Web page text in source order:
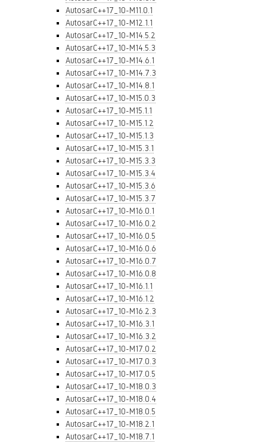
AutosarC++17_10-M11.0.1
AutosarC++17_10-M12.1.1
AutosarC++17_10-M14.5.2
AutosarC++17_10-M14.5.3
AutosarC++17_10-M14.6.1
AutosarC++17_10-M14.7.3
AutosarC++17_10-M14.8.1
AutosarC++17_10-M15.0.3
AutosarC++17_10-M15.1.1
AutosarC++17_10-M15.1.2
AutosarC++17_10-M15.1.3
AutosarC++17_10-M15.3.1
AutosarC++17_10-M15.3.3
AutosarC++17_10-M15.3.4
AutosarC++17_10-M15.3.6
AutosarC++17_10-M15.3.7
AutosarC++17_10-M16.0.1
AutosarC++17_10-M16.0.2
AutosarC++17_10-M16.0.5
AutosarC++17_10-M16.0.6
AutosarC++17_10-M16.0.7
AutosarC++17_10-M16.0.8
AutosarC++17_10-M16.1.1
AutosarC++17_10-M16.1.2
AutosarC++17_10-M16.2.3
AutosarC++17_10-M16.3.1
AutosarC++17_10-M16.3.2
AutosarC++17_10-M17.0.2
AutosarC++17_10-M17.0.3
AutosarC++17_10-M17.0.5
AutosarC++17_10-M18.0.3
AutosarC++17_10-M18.0.4
AutosarC++17_10-M18.0.5
AutosarC++17_10-M18.2.1
AutosarC++17_10-M18.7.1